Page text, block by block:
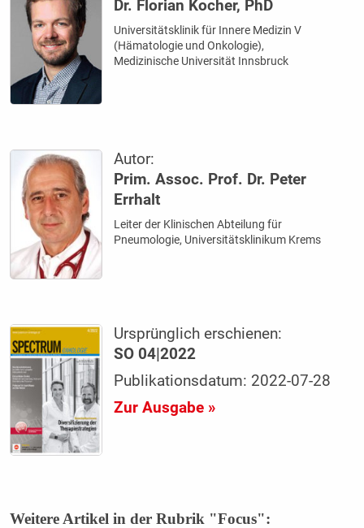
Dr. Florian Kocher, PhD
Universitätsklinik für Innere Medizin V
(Hämatologie und Onkologie),
Medizinische Universität Innsbruck
Autor:
Prim. Assoc. Prof. Dr. Peter
Errhalt
Leiter der Klinischen Abteilung für
Pneumologie, Universitätsklinikum Krems
Ursprünglich erschienen:
SO 04|2022
Publikationsdatum: 2022-07-28
Zur Ausgabe »
Weitere Artikel in der Rubrik "Focus":